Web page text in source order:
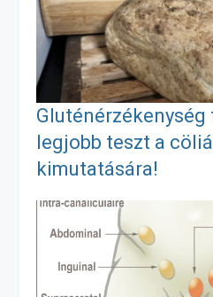
o
o
k
n
g
e
r
Gluténérzékenység
legjobb teszt a
kimutatására!